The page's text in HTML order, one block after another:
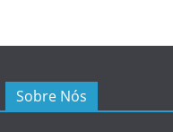
Sobre Nós